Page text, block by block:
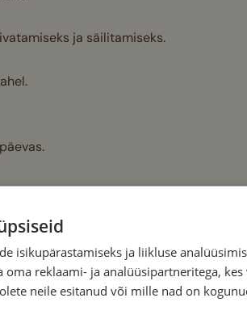
ja säilitamiseks.
istuta need suurematesse
korrapäraselt ja toida vilja kandmise
viljad siis, kui need on täielikult
isikupärastamiseks ja liikluse
reklaami- ja analüüsipartneritega, kes
neile esitanud või mille nad on